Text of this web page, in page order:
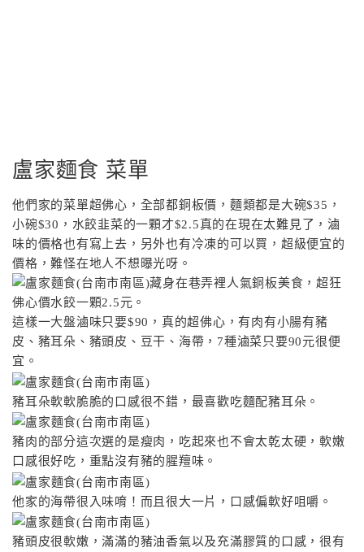
盧家麵食 菜單
他們家的菜單超佛心，全部都銅板價，麵類都是大碗$35，
小碗$30，水餃韭菜的一顆才$2.5真的在現在太難見了，滷
味的價格也有寫上去，另外也有冷凍的可以買，超級便宜的
價格，難怪在地人不想曝光呀。
這樣一大盤滷味只要$90，真的超佛心，有肉有小腸有豬
皮、豬耳朵、豬頭皮、豆干、海帶，7種滷菜只要90元很便
宜。
豬耳朵軟軟脆脆的口感很不錯，最喜歡吃麵配豬耳朵。
豬肉的部分這次選的是瘦肉，吃起來也不會太乾太硬，軟嫩
口感很好吃，重點沒有豬的腥羶味。
他家的海帶很入味唷！而且很大一片，口感偏軟好咀嚼。
豬頭皮很軟嫩，滿滿的豬油香氣以及充滿膠質的口感，很有